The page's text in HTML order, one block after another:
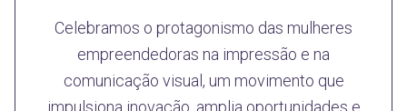
Celebramos o protagonismo das mulheres
empreendedoras na impressão e na
comunicação visual, um movimento que
impulsiona inovação, amplia oportunidades e